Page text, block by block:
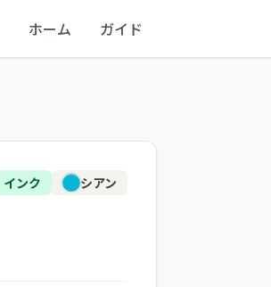
ホーム ガイド
インク シアン